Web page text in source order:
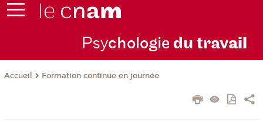
Psychologie du travail
Accueil Formation continue en journée